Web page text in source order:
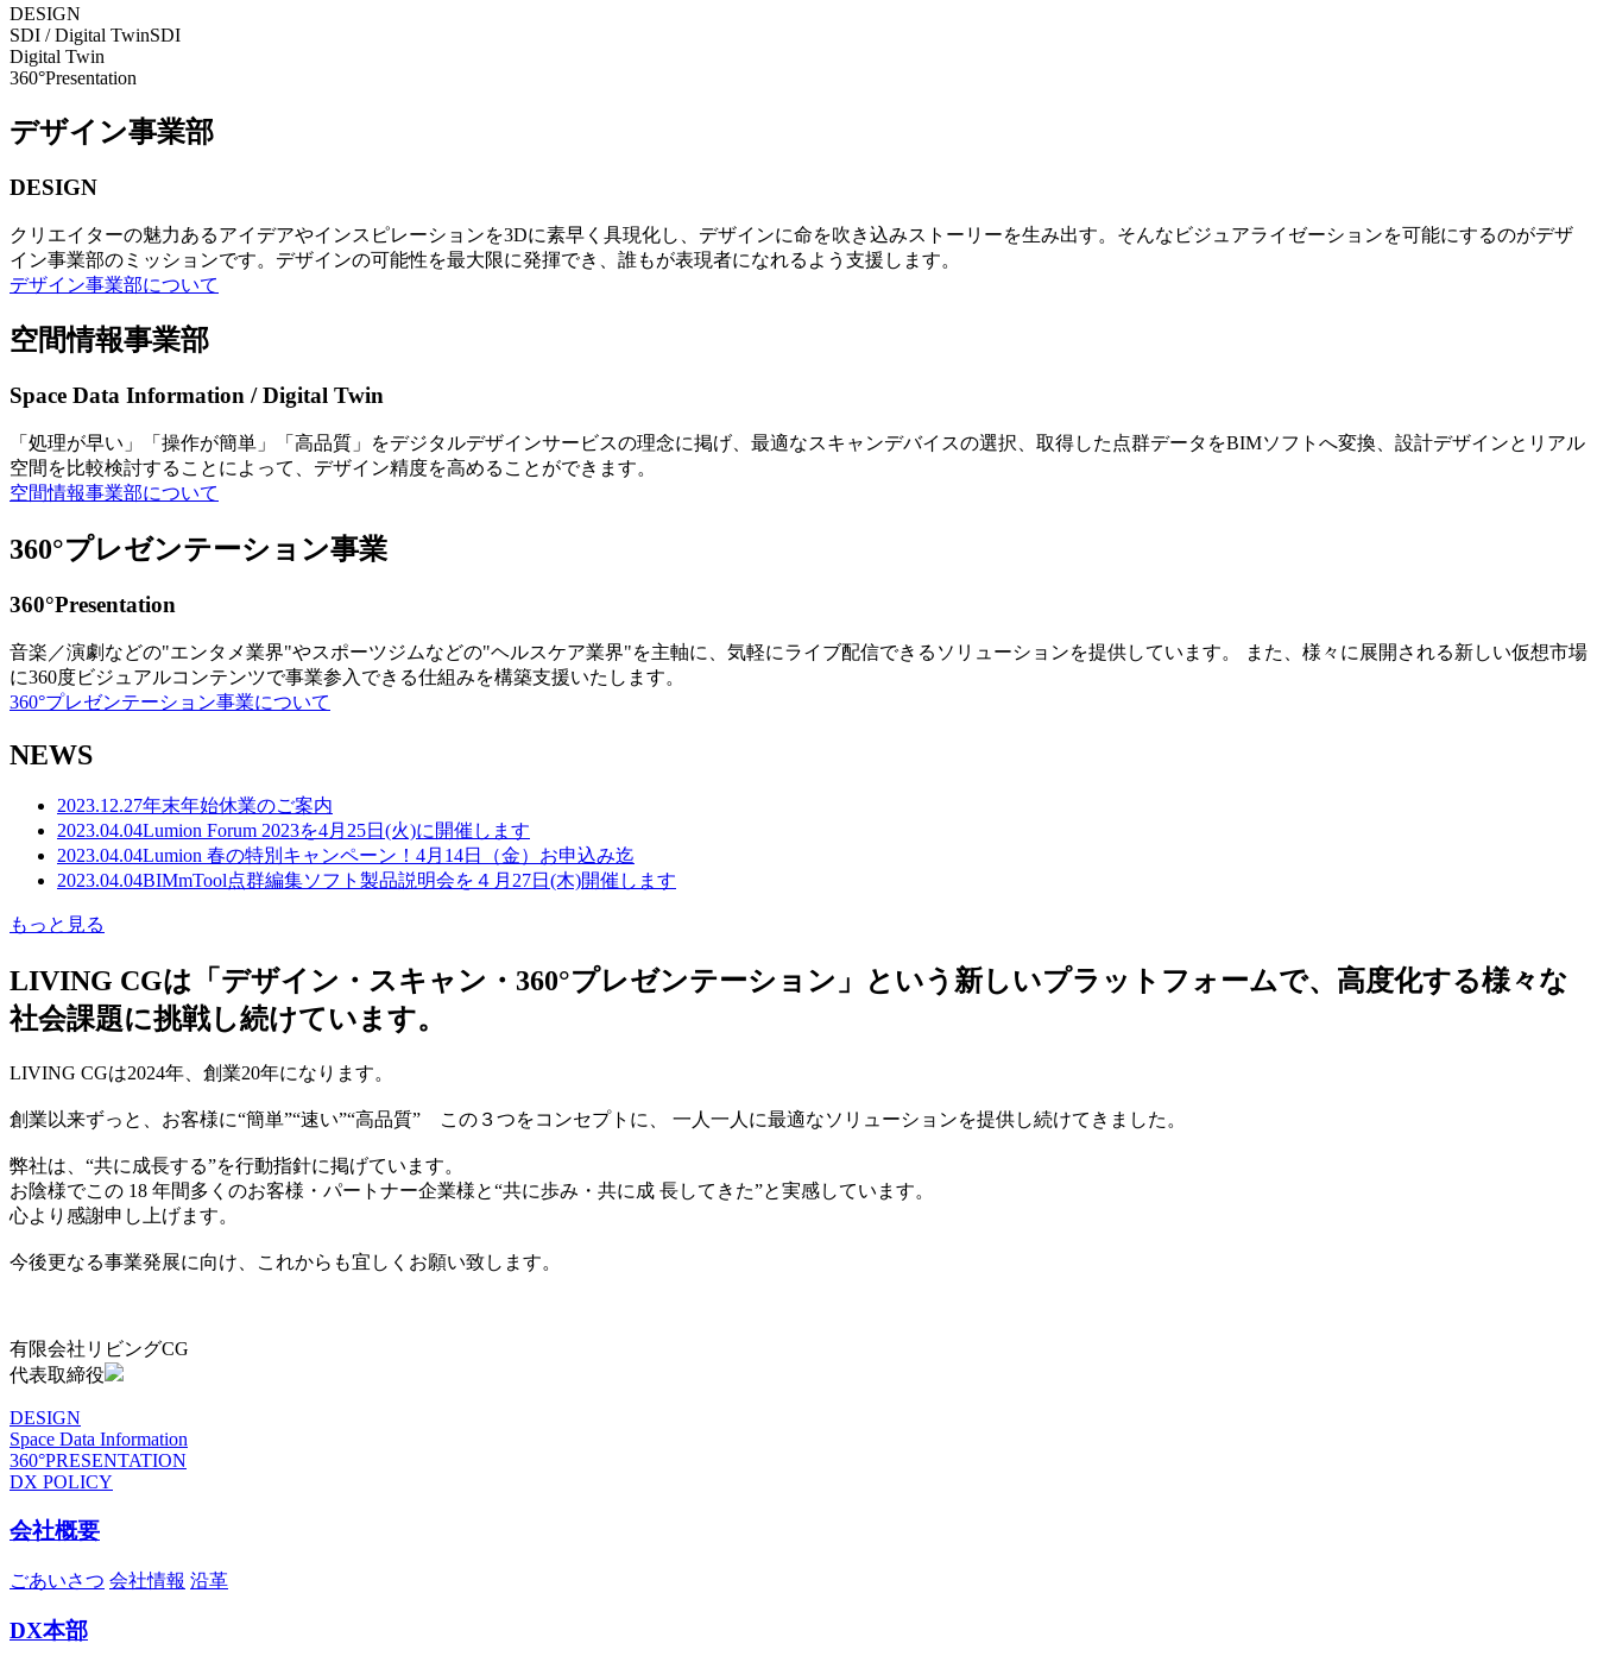
DESIGN
SDI / Digital TwinSDI
Digital Twin
360°Presentation
デザイン事業部
DESIGN
クリエイターの魅力あるアイデアやインスピレーションを3Dに素早く具現化し、デザインに命を吹き込みストーリーを生み出す。そんなビジュアライゼーションを可能にするのがデザ
イン事業部のミッションです。デザインの可能性を最大限に発揮でき、誰もが表現者になれるよう支援します。
デザイン事業部について
空間情報事業部
Space Data Information / Digital Twin
「処理が早い」「操作が簡単」「高品質」をデジタルデザインサービスの理念に掲げ、最適なスキャンデバイスの選択、取得した点群データをBIMソフトへ変換、設計デザインとリアル
空間を比較検討することによって、デザイン精度を高めることができます。
空間情報事業部について
360°プレゼンテーション事業
360°Presentation
音楽／演劇などの"エンタメ業界"やスポーツジムなどの"ヘルスケア業界"を主軸に、気軽にライブ配信できるソリューションを提供しています。 また、様々に展開される新しい仮想市場
に360度ビジュアルコンテンツで事業参入できる仕組みを構築支援いたします。
360°プレゼンテーション事業について
NEWS
2023.12.27年末年始休業のご案内
2023.04.04Lumion Forum 2023を4月25日(火)に開催します
2023.04.04Lumion 春の特別キャンペーン！4月14日（金）お申込み迄
2023.04.04BIMmTool点群編集ソフト製品説明会を４月27日(木)開催します
もっと見る
LIVING CGは「デザイン・スキャン・360°プレゼンテーション」という新しいプラットフォームで、高度化する様々な
社会課題に挑戦し続けています。
LIVING CGは2024年、創業20年になります。
創業以来ずっと、お客様に“簡単”“速い”“高品質” この３つをコンセプトに、 一人一人に最適なソリューションを提供し続けてきました。
弊社は、“共に成長する”を行動指針に掲げています。
お陰様でこの 18 年間多くのお客様・パートナー企業様と“共に歩み・共に成 長してきた”と実感しています。
心より感謝申し上げます。
今後更なる事業発展に向け、これからも宜しくお願い致します。
有限会社リビングCG
代表取締役
DESIGN
Space Data Information
360°PRESENTATION
DX POLICY
会社概要
ごあいさつ 会社情報 沿革
DX本部